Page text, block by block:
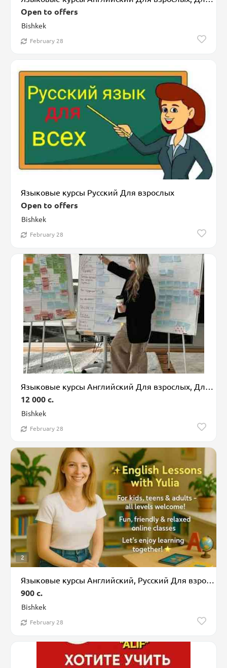
Bishkek
Open to offers
February 28
Языковые курсы Русский Для взрослых
Bishkek
Open to offers
February 28
Bishkek
12 000 c.
February 28
2
Языковые курсы Английский, Русский Для взрослых, Для детей
Bishkek
900 c.
February 28